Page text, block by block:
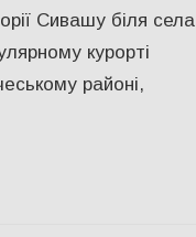
Сивашу біля села
курорті
районі,